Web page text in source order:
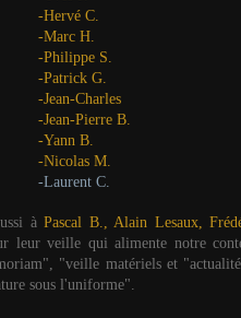
-Hervé C.
-Marc H.
-Philippe S.
-Patrick G.
-Jean-Charles
-Jean-Pierre B.
-Yann B.
-Nicolas M.
-Laurent C.
àPascal B., Alain Lesaux,
leur veille qui alimente notre
"veille matériels et
sous l'uniforme".